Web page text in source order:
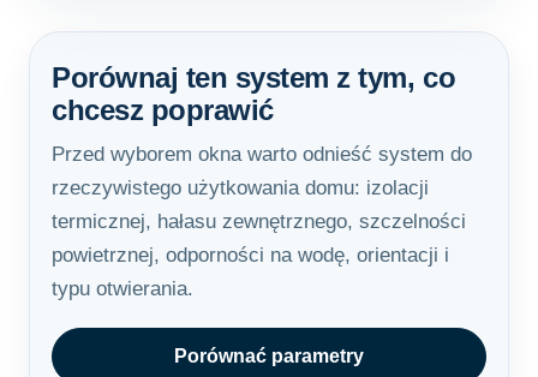
Porównaj ten system z tym, co
chcesz poprawić
Przed wyborem okna warto odnieść system do
rzeczywistego użytkowania domu: izolacji
termicznej, hałasu zewnętrznego, szczelności
powietrznej, odporności na wodę, orientacji i
typu otwierania.
Porównać parametry